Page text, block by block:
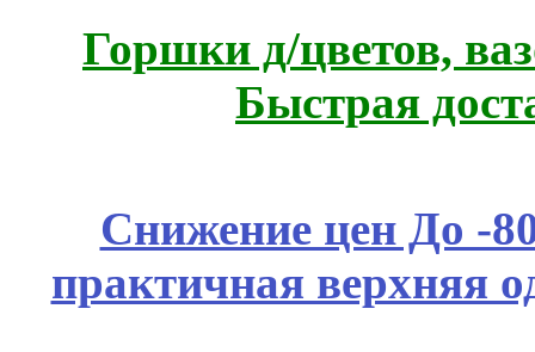
Горшки д/цветов,
Быстрая
Снижение цен До -
практичная верхняя